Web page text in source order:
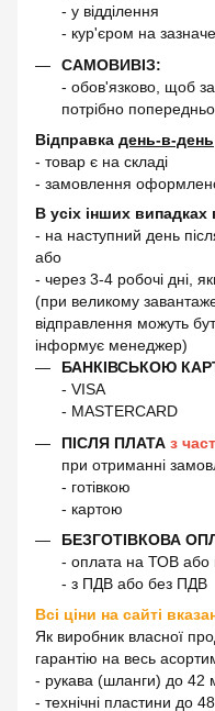
- у відділення
- кур'єром на
САМОВИВІЗ:
- обов'язково, щоб
потрібно
Відправка день-в-день
- товар є на складі
- замовлення
В усіх інших випадках
- на наступний день
або
- через 3-4 робочі дні,
(при великому
відправлення можуть
інформує менеджер)
БАНКІВСЬКОЮ
- VISA
- MASTERCARD
ПІСЛЯ ПЛАТА з
при отриманні
- готівкою
- картою
БЕЗГОТІВКОВА
- оплата на ТОВ
- з ПДВ або без ПДВ
Всі ціни на сайті
Як виробник власної
гарантію на весь
- рукава (шланги) до 42
- технічні пластини до